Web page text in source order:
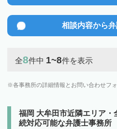
相談内容から
全8件中 1~8件を表示
各事務所の詳細情報とお問い合わせフ
福岡 大牟田市近隣エリア・
続対応可能な弁護士事務所